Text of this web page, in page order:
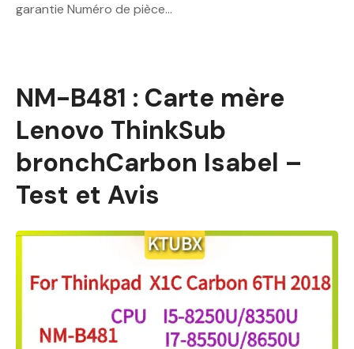
garantie Numéro de pièce…
NM-B481 : Carte mère
Lenovo ThinkSub
bronchCarbon Isabel –
Test et Avis